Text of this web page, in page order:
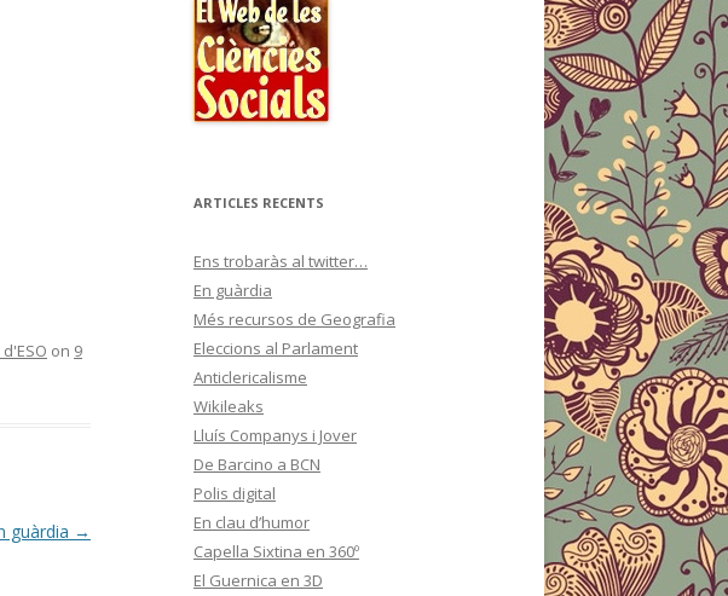
on 9
guàrdia →
ARTICLES RECENTS
Ens trobaràs al twitter…
En guàrdia
Més recursos de Geografia
Eleccions al Parlament
Anticlericalisme
Wikileaks
Lluís Companys i Jover
De Barcino a BCN
Polis digital
En clau d’humor
Capella Sixtina en 360º
El Guernica en 3D